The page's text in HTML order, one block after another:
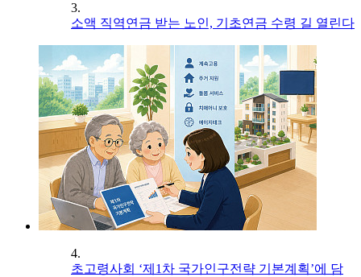
3.
소액 직역연금 받는 노인, 기초연금 수령 길 열린다
4.
초고령사회 ‘제1차 국가인구전략 기본계획’에 담